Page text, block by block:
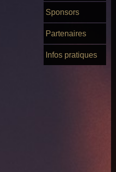
Sponsors
Partenaires
Infos pratiques